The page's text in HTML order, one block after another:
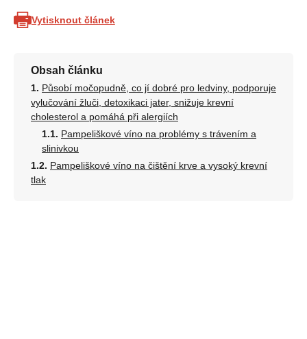
Vytisknout článek
Obsah článku
Působí močopudně, co jí dobré pro ledviny, podporuje
vylučování žluči, detoxikaci jater, snižuje krevní
cholesterol a pomáhá při alergiích
Pampeliškové víno na problémy s trávením a
slinivkou
Pampeliškové víno na čištění krve a vysoký krevní
tlak